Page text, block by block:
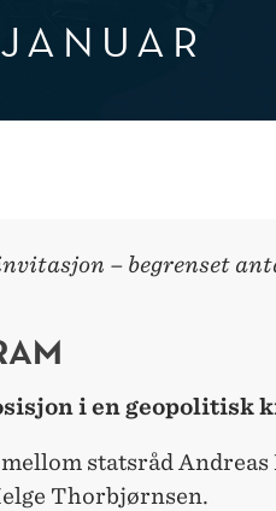
JANUAR
– begrenset
i en geopolitisk
statsråd
Thorbjørnsen.